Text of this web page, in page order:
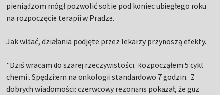
pieniądzom mógł pozwolić sobie pod koniec ubiegłego roku
na rozpoczęcie terapii w Pradze.
Jak widać, działania podjęte przez lekarzy przynoszą efekty.
"Dziś wracam do szarej rzeczywistości. Rozpocząłem 5 cykl
chemii. Spędziłem na onkologii standardowo 7 godzin. Z
dobrych wiadomości: czerwcowy rezonans pokazał, że guz